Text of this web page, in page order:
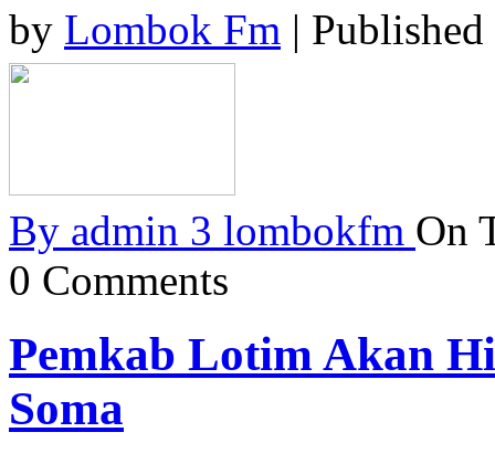
by Lombok Fm |
By admin 3 lombokfm On
0 Comments
Pemkab Lotim Akan
Soma